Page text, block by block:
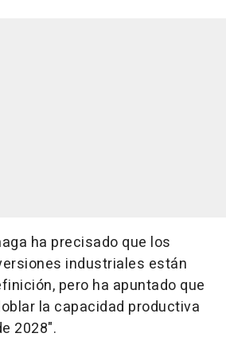
ha precisado que los
industriales están
pero ha apuntado que
la capacidad productiva
2028".